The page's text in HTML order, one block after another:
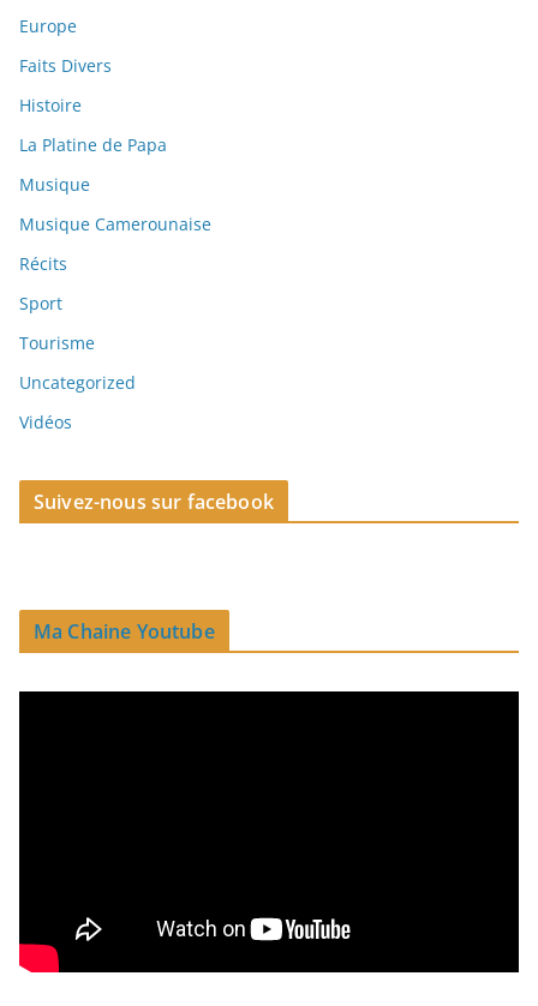
Europe
Faits Divers
Histoire
La Platine de Papa
Musique
Musique Camerounaise
Récits
Sport
Tourisme
Uncategorized
Vidéos
Suivez-nous sur facebook
Ma Chaine Youtube